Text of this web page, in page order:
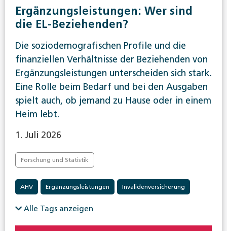
Ergänzungsleistungen: Wer sind
die EL-Beziehenden?
Die soziodemografischen Profile und die
finanziellen Verhältnisse der Beziehenden von
Ergänzungsleistungen unterscheiden sich stark.
Eine Rolle beim Bedarf und bei den Ausgaben
spielt auch, ob jemand zu Hause oder in einem
Heim lebt.
1. Juli 2026
Forschung und Statistik
AHV Ergänzungsleistungen Invalidenversicherung
Alle Tags anzeigen